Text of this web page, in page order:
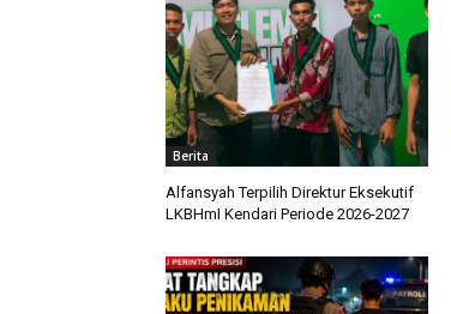
Berita
Alfansyah Terpilih Direktur Eksekutif
LKBHmI Kendari Periode 2026-2027